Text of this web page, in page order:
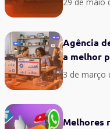
Agência
a melhor
3 de março
Melhores